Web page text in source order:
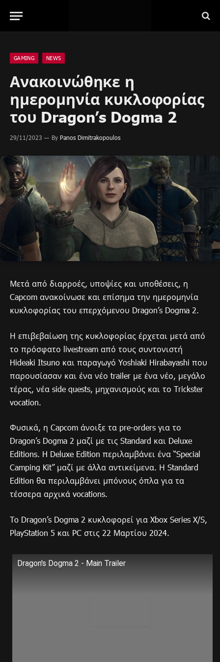
GAMING NEWS
Ανακοινώθηκε η
ημερομηνία κυκλοφορίας
του Dragon’s Dogma 2
29/11/2023 By Panos Dimitrakopoulos
Μετά από διαρροές, υποψίες και υποθέσεις, η
Capcom ανακοίνωσε και επίσημα την ημερομηνία
κυκλοφορίας του επερχόμενου Dragon’s Dogma 2.
Η επιβεβαίωση της κυκλοφορίας έρχεται μετά από
το πρόσφατο livestream από τους συντονιστή
Hideaki Itsuno και παραγωγό Yoshiaki Hirabayashi που
παρουσίασαν και ένα νέο trailer με ένα νέο, μεγάλο
τέρας, νέα side quests, μηχανισμούς και το Trickster
vocation.
Φυσικά, η Capcom άνοιξε τα pre-orders για το
Dragon’s Dogma 2 μαζί με τις Standard και Deluxe
Editions. H Deluxe Edition περιλαμβάνει ένα “Special
Camping Kit” μαζί με άλλα αντικείμενα. Η Standard
Edition θα περιλαμβάνει μπόνους όπλα για τα
τέσσερα αρχικά vocations.
To Dragon’s Dogma 2 κυκλοφορεί για Xbox Series X/S,
PlayStation 5 και PC στις 22 Μαρτίου 2024.
Dragon's Dogma 2 - Main Trailer